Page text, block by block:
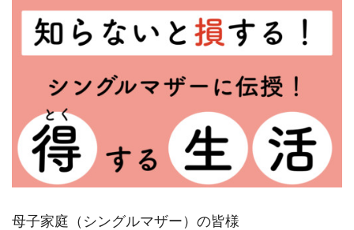
母子家庭（シングルマザー）の皆様